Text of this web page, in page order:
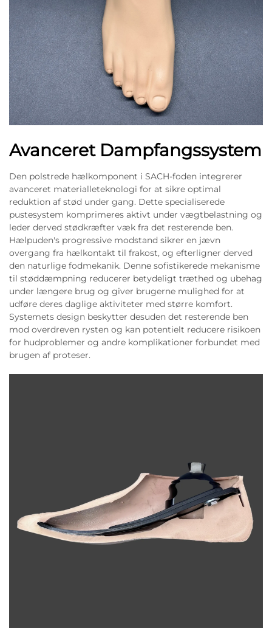
Avanceret Dampfangssystem
Den polstrede hælkomponent i SACH-foden integrerer
avanceret materialleteknologi for at sikre optimal
reduktion af stød under gang. Dette specialiserede
pustesystem komprimeres aktivt under vægtbelastning og
leder derved stødkræfter væk fra det resterende ben.
Hælpuden's progressive modstand sikrer en jævn
overgang fra hælkontakt til frakost, og efterligner derved
den naturlige fodmekanik. Denne sofistikerede mekanisme
til støddæmpning reducerer betydeligt træthed og ubehag
under længere brug og giver brugerne mulighed for at
udføre deres daglige aktiviteter med større komfort.
Systemets design beskytter desuden det resterende ben
mod overdreven rysten og kan potentielt reducere risikoen
for hudproblemer og andre komplikationer forbundet med
brugen af proteser.